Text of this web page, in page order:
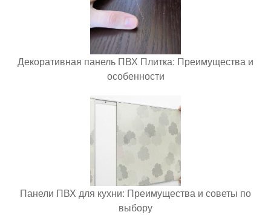
Декоративная панель ПВХ Плитка: Преимущества и
особенности
Панели ПВХ для кухни: Преимущества и советы по
выбору